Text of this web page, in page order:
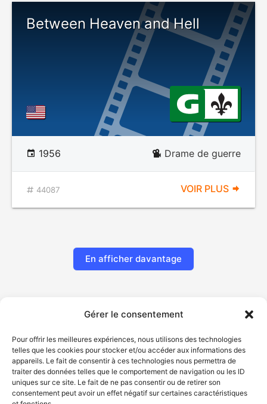
Gérer le consentement
Pour offrir les meilleures expériences, nous utilisons des technologies
telles que les cookies pour stocker et/ou accéder aux informations des
appareils. Le fait de consentir à ces technologies nous permettra de
traiter des données telles que le comportement de navigation ou les ID
uniques sur ce site. Le fait de ne pas consentir ou de retirer son
consentement peut avoir un effet négatif sur certaines caractéristiques
Between Heaven and Hell
1956 Drame de guerre
44087 VOIR PLUS
En afficher davantage
© Gouvernement du Québec, 2026